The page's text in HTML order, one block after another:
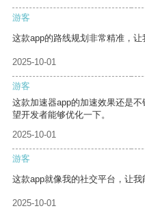
游客
这款app的路线规划非常精准，让
2025-10-01
游客
这款加速器app的加速效果还是
望开发者能够优化一下。
2025-10-01
游客
这款app就像我的社交平台，让我
2025-10-01